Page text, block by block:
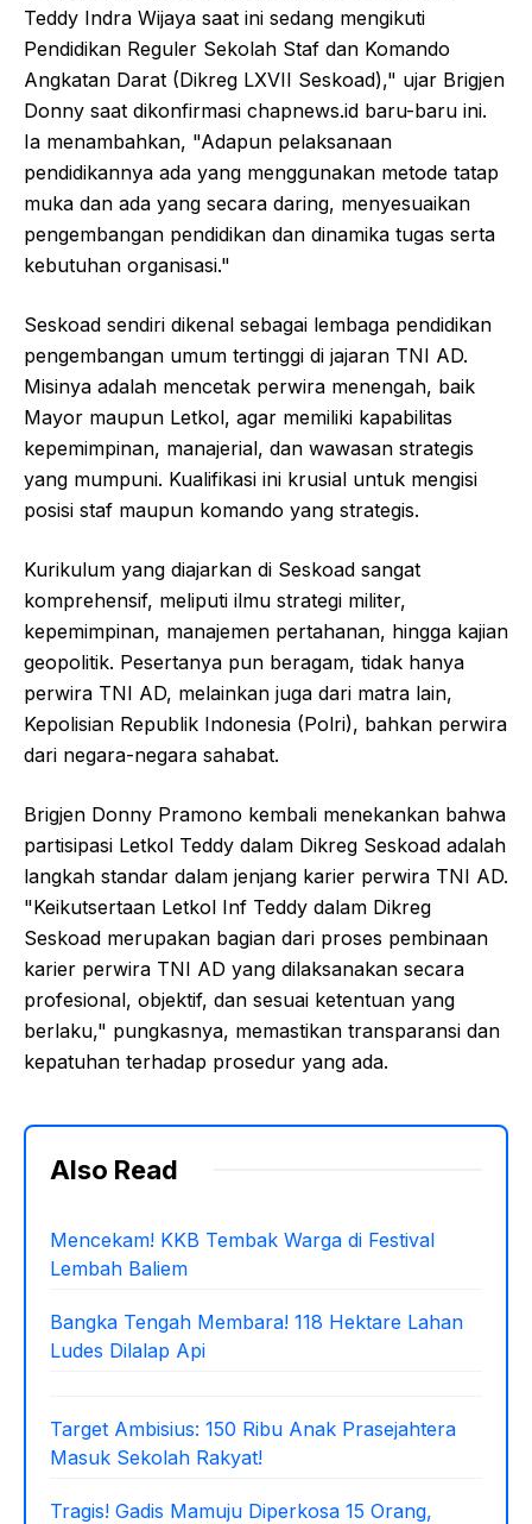
Teddy Indra Wijaya saat ini sedang mengikuti
Pendidikan Reguler Sekolah Staf dan Komando
Angkatan Darat (Dikreg LXVII Seskoad)," ujar Brigjen
Donny saat dikonfirmasi chapnews.id baru-baru ini.
Ia menambahkan, "Adapun pelaksanaan
pendidikannya ada yang menggunakan metode tatap
muka dan ada yang secara daring, menyesuaikan
pengembangan pendidikan dan dinamika tugas serta
kebutuhan organisasi."
Seskoad sendiri dikenal sebagai lembaga pendidikan
pengembangan umum tertinggi di jajaran TNI AD.
Misinya adalah mencetak perwira menengah, baik
Mayor maupun Letkol, agar memiliki kapabilitas
kepemimpinan, manajerial, dan wawasan strategis
yang mumpuni. Kualifikasi ini krusial untuk mengisi
posisi staf maupun komando yang strategis.
Kurikulum yang diajarkan di Seskoad sangat
komprehensif, meliputi ilmu strategi militer,
kepemimpinan, manajemen pertahanan, hingga kajian
geopolitik. Pesertanya pun beragam, tidak hanya
perwira TNI AD, melainkan juga dari matra lain,
Kepolisian Republik Indonesia (Polri), bahkan perwira
dari negara-negara sahabat.
Brigjen Donny Pramono kembali menekankan bahwa
partisipasi Letkol Teddy dalam Dikreg Seskoad adalah
langkah standar dalam jenjang karier perwira TNI AD.
"Keikutsertaan Letkol Inf Teddy dalam Dikreg
Seskoad merupakan bagian dari proses pembinaan
karier perwira TNI AD yang dilaksanakan secara
profesional, objektif, dan sesuai ketentuan yang
berlaku," pungkasnya, memastikan transparansi dan
kepatuhan terhadap prosedur yang ada.
Also Read
Mencekam! KKB Tembak Warga di Festival
Lembah Baliem
Bangka Tengah Membara! 118 Hektare Lahan
Ludes Dilalap Api
Target Ambisius: 150 Ribu Anak Prasejahtera
Masuk Sekolah Rakyat!
Tragis! Gadis Mamuju Diperkosa 15 Orang,